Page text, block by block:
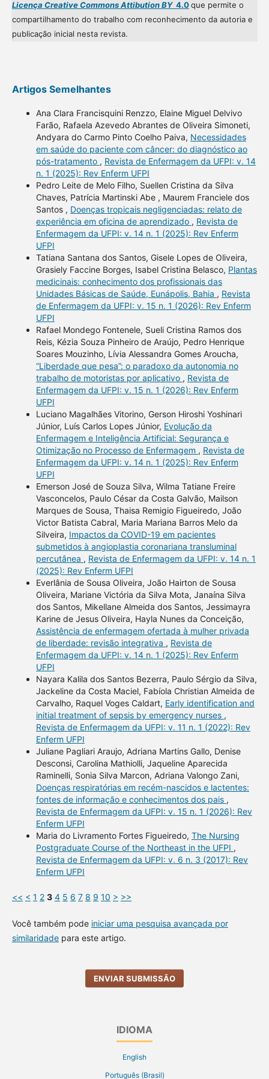
Licença Creative Commons Attibution BY4.0que permite o
compartilhamento do trabalho com reconhecimento da autoria e
publicação inicial nesta revista.
Artigos Semelhantes
Ana Clara Francisquini Renzzo, Elaine Miguel Delvivo
Farão, Rafaela Azevedo Abrantes de Oliveira Simoneti,
Andyara do Carmo Pinto Coelho Paiva, Necessidades
em saúde do paciente com câncer: do diagnóstico ao
pós-tratamento , Revista de Enfermagem da UFPI: v. 14
n. 1 (2025): Rev Enferm UFPI
Pedro Leite de Melo Filho, Suellen Cristina da Silva
Chaves, Patrícia Martinski Abe , Maurem Franciele dos
Santos , Doenças tropicais negligenciadas: relato de
experiência em oficina de aprendizado , Revista de
Enfermagem da UFPI: v. 14 n. 1 (2025): Rev Enferm
UFPI
Tatiana Santana dos Santos, Gisele Lopes de Oliveira,
Grasiely Faccine Borges, Isabel Cristina Belasco, Plantas
medicinais: conhecimento dos profissionais das
Unidades Básicas de Saúde, Eunápolis, Bahia , Revista
de Enfermagem da UFPI: v. 15 n. 1 (2026): Rev Enferm
UFPI
Rafael Mondego Fontenele, Sueli Cristina Ramos dos
Reis, Kézia Souza Pinheiro de Araújo, Pedro Henrique
Soares Mouzinho, Lívia Alessandra Gomes Aroucha,
“Liberdade que pesa”: o paradoxo da autonomia no
trabalho de motoristas por aplicativo , Revista de
Enfermagem da UFPI: v. 15 n. 1 (2026): Rev Enferm
UFPI
Luciano Magalhães Vitorino, Gerson Hiroshi Yoshinari
Júnior, Luís Carlos Lopes Júnior, Evolução da
Enfermagem e Inteligência Artificial: Segurança e
Otimização no Processo de Enfermagem , Revista de
Enfermagem da UFPI: v. 14 n. 1 (2025): Rev Enferm
UFPI
Emerson José de Souza Silva, Wilma Tatiane Freire
Vasconcelos, Paulo César da Costa Galvão, Mailson
Marques de Sousa, Thaisa Remigio Figueiredo, João
Victor Batista Cabral, Maria Mariana Barros Melo da
Silveira, Impactos da COVID-19 em pacientes
submetidos à angioplastia coronariana transluminal
percutânea , Revista de Enfermagem da UFPI: v. 14 n. 1
(2025): Rev Enferm UFPI
Everlânia de Sousa Oliveira, João Hairton de Sousa
Oliveira, Mariane Victória da Silva Mota, Janaína Silva
dos Santos, Mikellane Almeida dos Santos, Jessimayra
Karine de Jesus Oliveira, Hayla Nunes da Conceição,
Assistência de enfermagem ofertada à mulher privada
de liberdade: revisão integrativa , Revista de
Enfermagem da UFPI: v. 14 n. 1 (2025): Rev Enferm
UFPI
Nayara Kalila dos Santos Bezerra, Paulo Sérgio da Silva,
Jackeline da Costa Maciel, Fabíola Christian Almeida de
Carvalho, Raquel Voges Caldart, Early identification and
initial treatment of sepsis by emergency nurses ,
Revista de Enfermagem da UFPI: v. 11 n. 1 (2022): Rev
Enferm UFPI
Juliane Pagliari Araujo, Adriana Martins Gallo, Denise
Desconsi, Carolina Mathiolli, Jaqueline Aparecida
Raminelli, Sonia Silva Marcon, Adriana Valongo Zani,
Doenças respiratórias em recém-nascidos e lactentes:
fontes de informação e conhecimentos dos pais ,
Revista de Enfermagem da UFPI: v. 15 n. 1 (2026): Rev
Enferm UFPI
Maria do Livramento Fortes Figueiredo, The Nursing
Postgraduate Course of the Northeast in the UFPI ,
Revista de Enfermagem da UFPI: v. 6 n. 3 (2017): Rev
Enferm UFPI
<< < 1 2 3 4 5 6 7 8 9 10 > >>
Você também pode iniciar uma pesquisa avançada por
similaridadepara este artigo.
ENVIAR SUBMISSÃO
IDIOMA
English
Português (Brasil)